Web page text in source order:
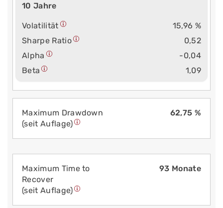
10 Jahre
Volatilität
15,96 %
Sharpe Ratio
0,52
Alpha
-0,04
Beta
1,09
Maximum Drawdown
(seit Auflage)
62,75 %
Maximum Time to
Recover
(seit Auflage)
93 Monate